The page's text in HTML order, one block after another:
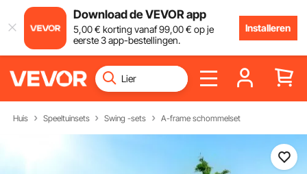
Download de VEVOR app
5,00€ korting vanaf99,00€ op je
eerste 3 app-bestellingen.
Installeren
Huis Speeltuinsets Swing -sets A-frame schommelset